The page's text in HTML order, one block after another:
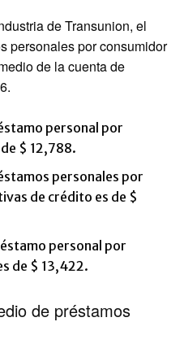
de Transunion, el
personales por consumidor
de la cuenta de
personal por
$ 12,788.
personales por
de crédito es de $
personal por
de $ 13,422.
de préstamos